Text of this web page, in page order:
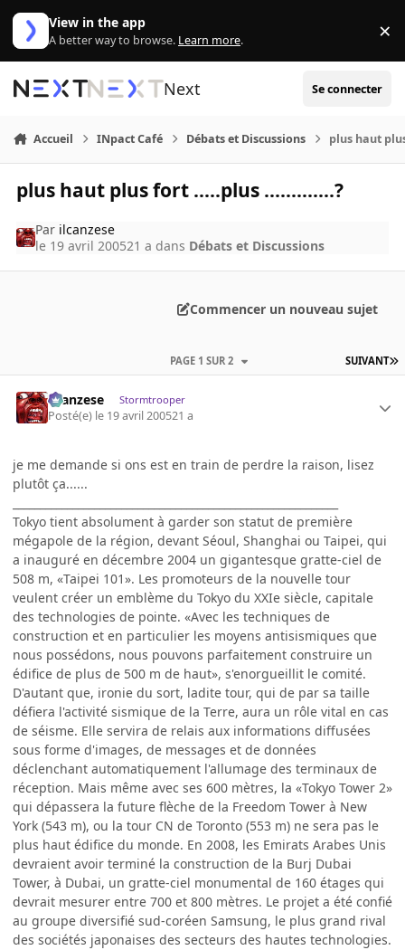
Aller au contenu
View in the app
A better way to browse. Learn more. ×
Next Se connecter
Accueil INpact Café Débats et Discussions plus haut
plus haut plus fort .....plus .............?
Par ilcanzese
le 19 avril 200521 a dans Débats et Discussions
Commencer un nouveau sujet
SUIVANT
PAGE 1 SUR 2
ilcanzese Stormtrooper
Posté(e) le 19 avril 200521 a
je me demande si ons est en train de perdre la raison, lisez
plutôt ça......
Tokyo tient absolument à garder son statut de première
mégapole de la région, devant Séoul, Shanghai ou Taipei, qui
a inauguré en décembre 2004 un gigantesque gratte-ciel de
508 m, «Taipei 101». Les promoteurs de la nouvelle tour
veulent créer un emblème du Tokyo du XXIe siècle, capitale
des technologies de pointe. «Avec les techniques de
construction et en particulier les moyens antisismiques que
nous possédons, nous pouvons parfaitement construire un
édifice de plus de 500 m de haut», s'enorgueillit le comité.
D'autant que, ironie du sort, ladite tour, qui de par sa taille
défiera l'activité sismique de la Terre, aura un rôle vital en cas
de séisme. Elle servira de relais aux informations diffusées
sous forme d'images, de messages et de données
déclenchant automatiquement l'allumage des terminaux de
réception. Mais même avec ses 600 mètres, la «Tokyo Tower 2»
qui dépassera la future flèche de la Freedom Tower à New
York (543 m), ou la tour CN de Toronto (553 m) ne sera pas le
plus haut édifice du monde. En 2008, les Emirats Arabes Unis
devraient avoir terminé la construction de la Burj Dubai
Tower, à Dubai, un gratte-ciel monumental de 160 étages qui
devrait mesurer entre 700 et 800 mètres. Le projet a été confié
au groupe diversifié sud-coréen Samsung, le plus grand rival
des sociétés japonaises des secteurs des hautes technologies.